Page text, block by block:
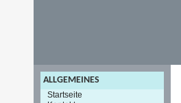
ALLGEMEINES
Startseite